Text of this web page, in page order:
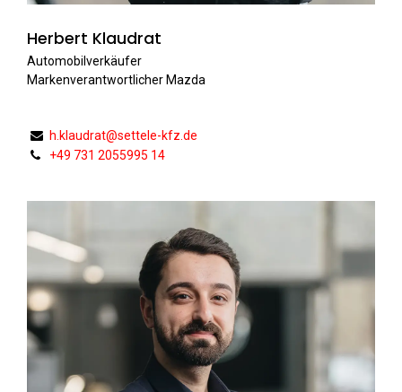
Herbert Klaudrat
Automobilverkäufer
Markenverantwortlicher Mazda
h.klaudrat@settele-kfz.de
+49 731 2055995 14